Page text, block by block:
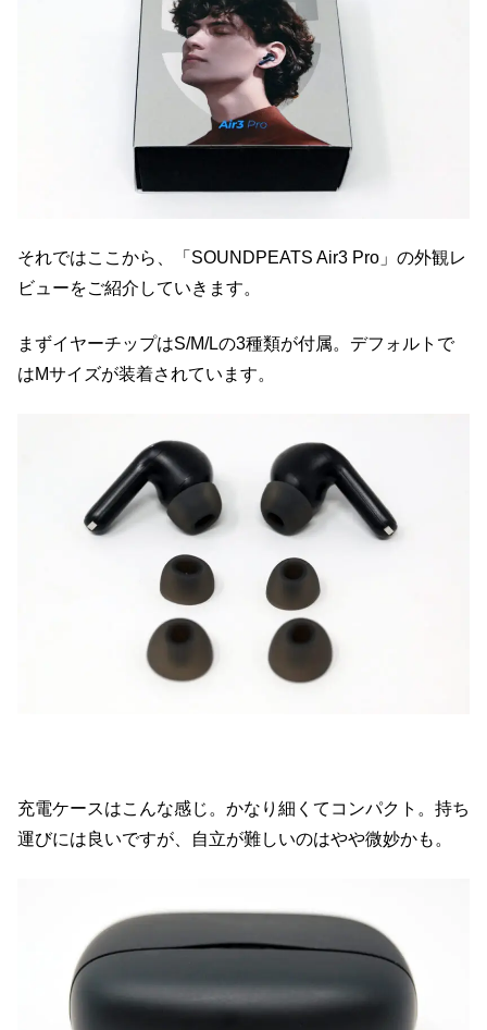
それではここから、「SOUNDPEATS Air3 Pro」の外観レ
ビューをご紹介していきます。
まずイヤーチップはS/M/Lの3種類が付属。デフォルトで
はMサイズが装着されています。
充電ケースはこんな感じ。かなり細くてコンパクト。持ち
運びには良いですが、自立が難しいのはやや微妙かも。